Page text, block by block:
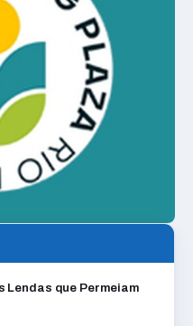
Lendas que Permeiam